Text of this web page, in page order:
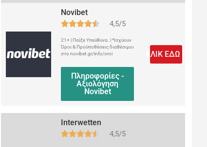
Novibet
4,5/5
21+ | Παίξε Υπεύθυνα. | *Ισχύουν
Όροι & Προϋποθέσεις διαθέσιμοι
στο novibet.gr/info/oroi
Πληροφορίες -
Αξιολόγηση
Novibet
ΚΛΙΚ ΕΔΩ >
Interwetten
4,5/5